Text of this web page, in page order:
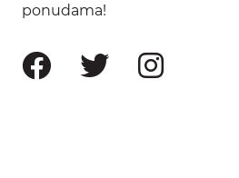
ponudama!